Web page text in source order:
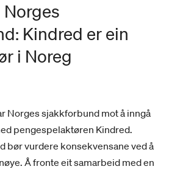
Kindred er ein
i Noreg
Norges sjakkforbund mot å inngå
pengespelaktøren Kindred.
bør vurdere konsekvensane ved å
Å fronte eit samarbeid med en